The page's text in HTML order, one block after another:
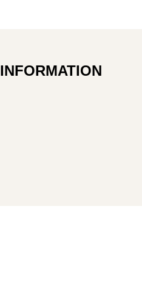
INFORMATION